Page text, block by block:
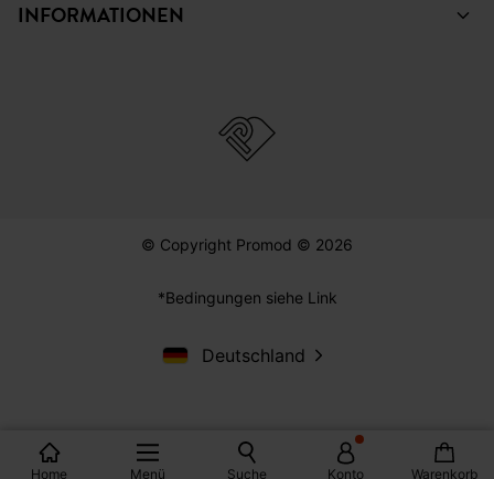
Home Menü Suche Konto Warenkorb
INFORMATIONEN
© Copyright Promod © 2026
*Bedingungen siehe Link
Deutschland